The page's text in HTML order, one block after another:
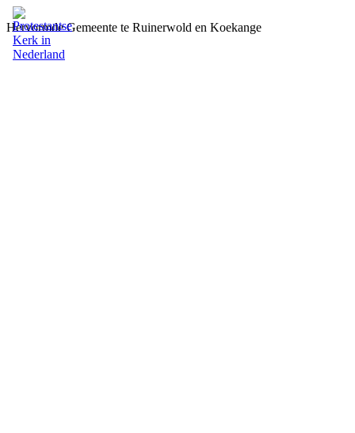
Hervormde Gemeente te Ruinerwold en Koekange